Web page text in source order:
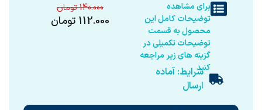
برای مشاهده
توضیحات کامل این
محصول به قسمت
توضیحات تکمیلی در
گزینه های زیر مراجعه
کنیدشرایط: آماده
ارسال
140.000
112.000 تومان